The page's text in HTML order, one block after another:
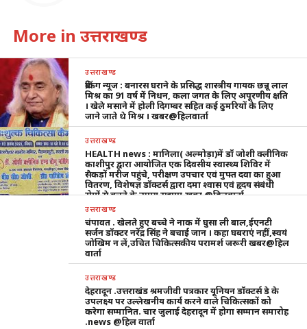
More in उत्तराखण्ड
उत्तराखण्ड
ब्रेकिंग न्यूज : बनारस घराने के प्रसिद्ध शास्त्रीय गायक छन्नू लाल
मिश्र का 91 वर्ष में निधन, कला जगत के लिए अपूरणीय क्षति
। खेले मसाने में होली दिगम्बर सहित कई ठुमरियों के लिए
जाने जाते थे मिश्र । खबर@हिलवार्ता
उत्तराखण्ड
HEALTH news : मानिला( अल्मोड़ा)में डॉ जोशी क्लीनिक
काशीपुर द्वारा आयोजित एक दिवसीय स्वास्थ्य शिविर में
सैकड़ों मरीज पहुंचे, परीक्षण उपचार एवं मुफ्त दवा का हुआ
वितरण, विशेषज्ञ डॉक्टर्स द्वारा दमा श्वास एवं हृदय संबंधी
रोगों से बचने के उपाय सुझाए,खबर @हिलवार्ता
उत्तराखण्ड
चंपावत . खेलते हुए बच्चे ने नाक में घुसा ली बाल,ईएनटी
सर्जन डॉक्टर नरेंद्र सिंह ने बचाई जान । कहा घबराएं नहीं,स्वयं
जोखिम न लें,उचित चिकित्सकीय परामर्श जरूरी खबर@हिल
वार्ता
उत्तराखण्ड
देहरादून .उत्तराखंड श्रमजीवी पत्रकार यूनियन डॉक्टर्स डे के
उपलक्ष्य पर उल्लेखनीय कार्य करने वाले चिकित्सकों को
करेगा सम्मानित. चार जुलाई देहरादून में होगा सम्मान समारोह
.news @हिल वार्ता